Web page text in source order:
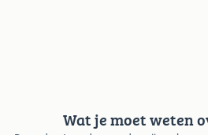
Wat je moet weten